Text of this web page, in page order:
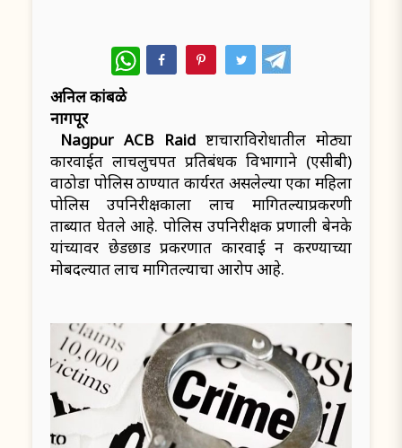
WhatsApp
अनिल कांबळे
नागपूर
Nagpur ACB Raid भ्रष्टाचाराविरोधातील मोठ्या
कारवाईत लाचलुचपत प्रतिबंधक विभागाने (एसीबी)
वाठोडा पोलिस ठाण्यात कार्यरत असलेल्या एका महिला
पोलिस उपनिरीक्षकाला लाच मागितल्याप्रकरणी
ताब्यात घेतले आहे. पोलिस उपनिरीक्षक प्रणाली बेनके
यांच्यावर छेडछाड प्रकरणात कारवाई न करण्याच्या
मोबदल्यात लाच मागितल्याचा आरोप आहे.